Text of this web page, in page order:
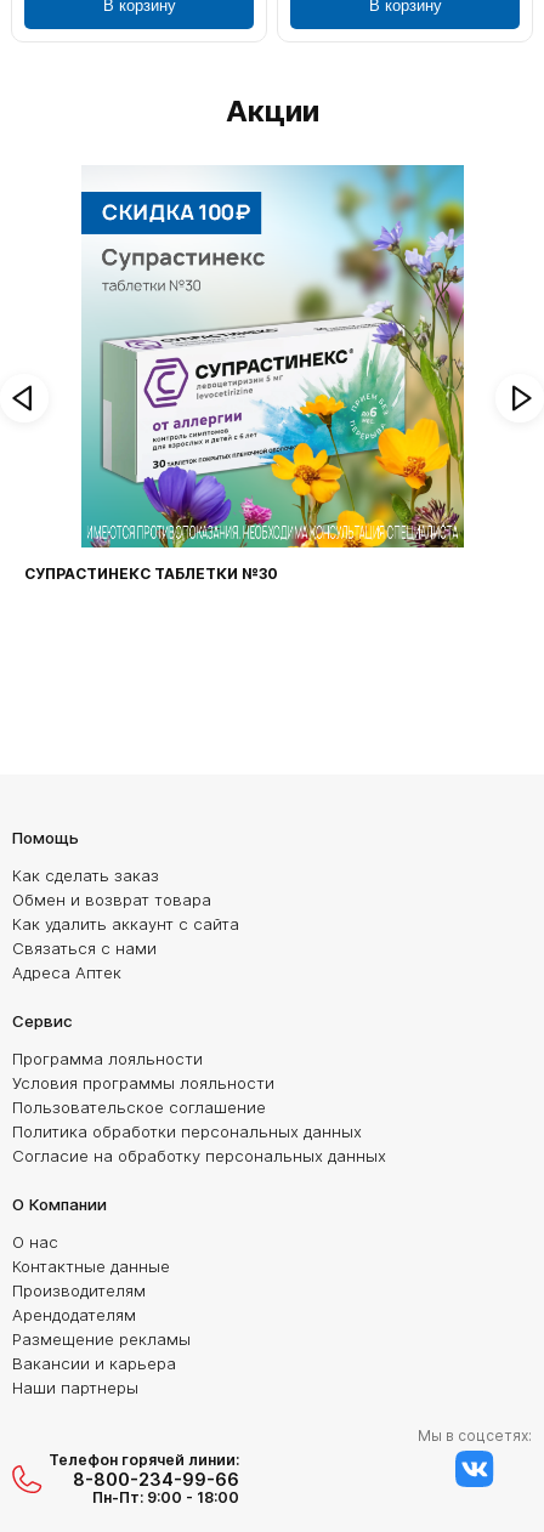
В корзину В корзину
Акции
СУПРАСТИНЕКС ТАБЛЕТКИ №30
Помощь
Как сделать заказ
Обмен и возврат товара
Как удалить аккаунт с сайта
Связаться с нами
Адреса Аптек
Сервис
Программа лояльности
Условия программы лояльности
Пользовательское соглашение
Политика обработки персональных данных
Согласие на обработку персональных данных
О Компании
О нас
Контактные данные
Производителям
Арендодателям
Размещение рекламы
Вакансии и карьера
Наши партнеры
Телефон горячей линии:
8-800-234-99-66
Пн-Пт: 9:00 - 18:00
Мы в соцсетях: